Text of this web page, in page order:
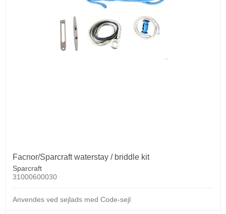
Facnor/Sparcraft waterstay / briddle kit
Sparcraft
31000600030
Anvendes ved sejlads med Code-sejl